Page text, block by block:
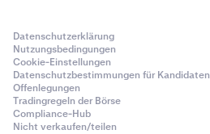
Datenschutzerklärung
Nutzungsbedingungen
Cookie-Einstellungen
Datenschutzbestimmungen für Kandidaten
Offenlegungen
Tradingregeln der Börse
Compliance-Hub
Nicht verkaufen/teilen